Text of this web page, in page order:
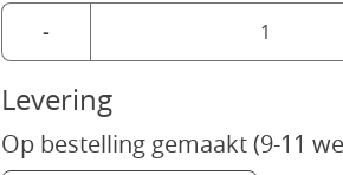
-
Levering
Op bestelling gemaakt (9-11